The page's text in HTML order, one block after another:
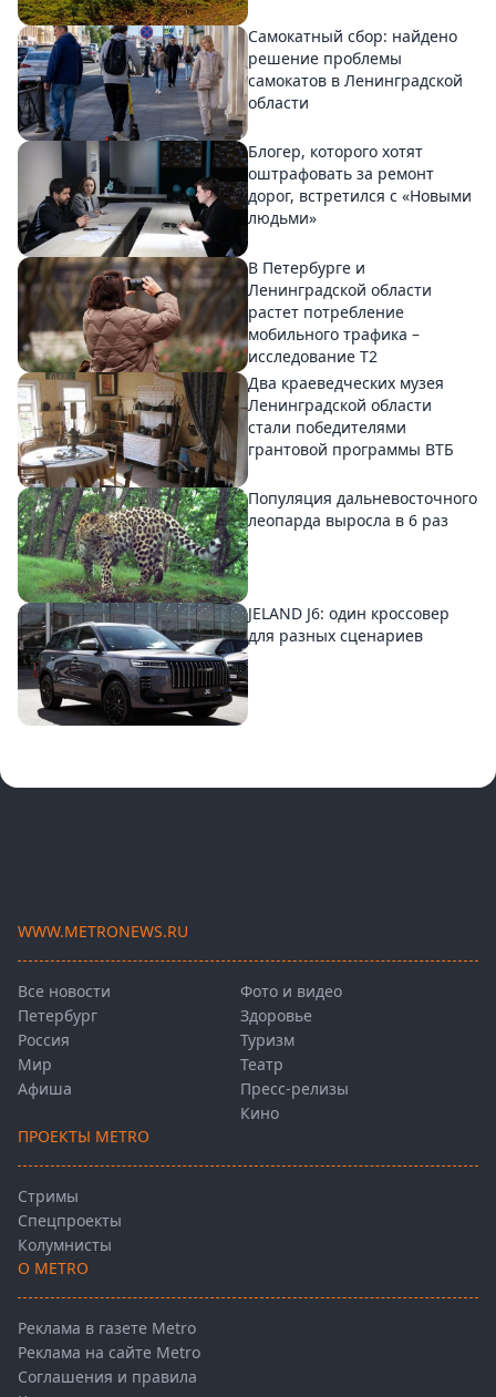
Самокатный сбор: найдено
решение проблемы
самокатов в Ленинградской
области
Блогер, которого хотят
оштрафовать за ремонт
дорог, встретился с «Новыми
людьми»
В Петербурге и
Ленинградской области
растет потребление
мобильного трафика –
исследование T2
Два краеведческих музея
Ленинградской области
стали победителями
грантовой программы ВТБ
Популяция дальневосточного
леопарда выросла в 6 раз
JELAND J6: один кроссовер
для разных сценариев
WWW.METRONEWS.RU
Все новости
Петербург
Россия
Мир
Афиша
Фото и видео
Здоровье
Туризм
Театр
Пресс-релизы
Кино
ПРОЕКТЫ METRO
Стримы
Спецпроекты
Колумнисты
О METRO
Реклама в газете Metro
Реклама на сайте Metro
Соглашения и правила